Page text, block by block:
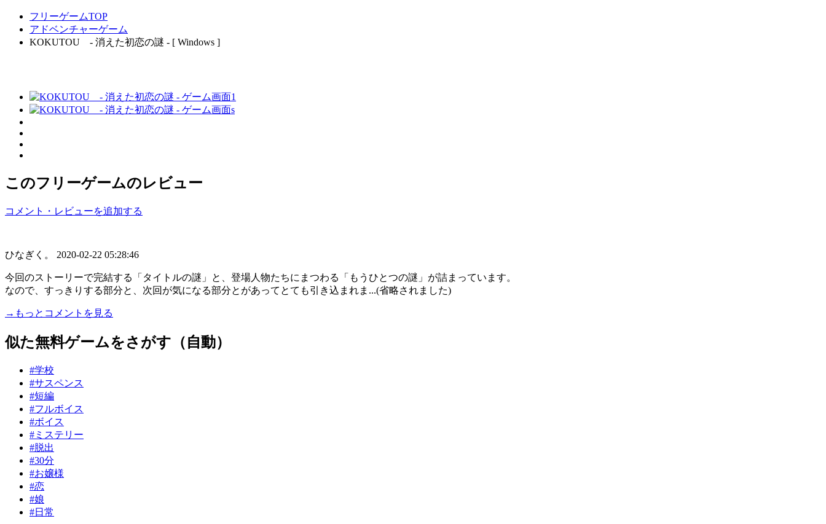
フリーゲームTOP
アドベンチャーゲーム
KOKUTOU - 消えた初恋の謎 - [ Windows ]
このフリーゲームのレビュー
コメント・レビューを追加する
ひなぎく。 2020-02-22 05:28:46
今回のストーリーで完結する「タイトルの謎」と、登場人物たちにまつわる「もうひとつの謎」が詰まっています。
なので、すっきりする部分と、次回が気になる部分とがあってとても引き込まれま...(省略されました)
→もっとコメントを見る
似た無料ゲームをさがす（自動）
#学校
#サスペンス
#短編
#フルボイス
#ボイス
#ミステリー
#脱出
#30分
#お嬢様
#恋
#娘
#日常